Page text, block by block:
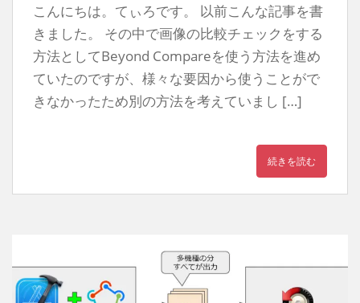
こんにちは。てぃろです。 以前こんな記事を書
きました。 その中で画像の比較チェックをする
方法としてBeyond Compareを使う方法を進め
ていたのですが、様々な要因から使うことがで
きなかったため別の方法を考えていまし […]
続きを読む